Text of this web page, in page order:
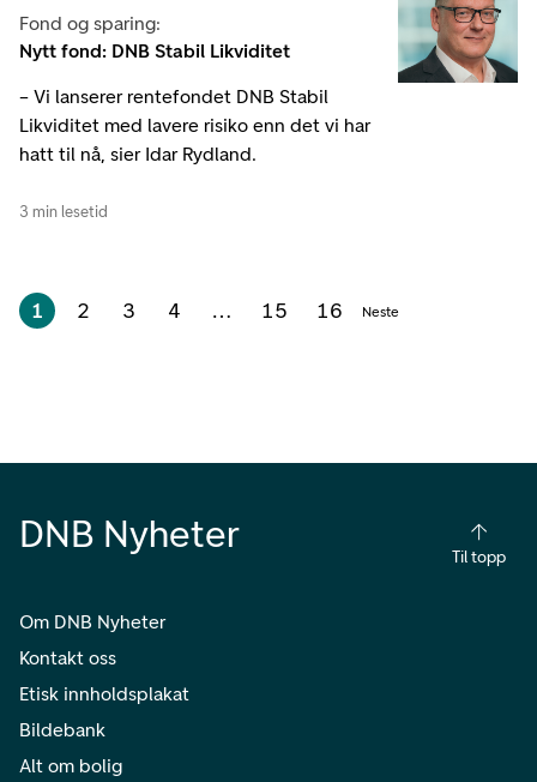
Fond og sparing:
Nytt fond: DNB Stabil Likviditet
– Vi lanserer rentefondet DNB Stabil
Likviditet med lavere risiko enn det vi har
hatt til nå, sier Idar Rydland.
3 min lesetid
1 2 3 4 … 15 16 Neste
DNB Nyheter
Til topp
Om DNB Nyheter
Kontakt oss
Etisk innholdsplakat
Bildebank
Alt om bolig